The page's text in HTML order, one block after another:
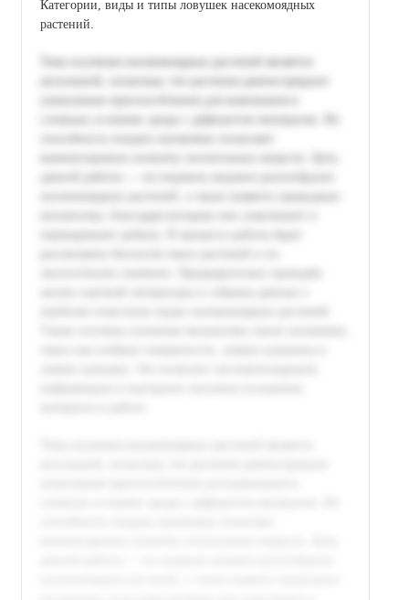
Категории, виды и типы ловушек насекомоядных
растений.